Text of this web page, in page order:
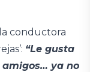
conductora
“Le gusta
amigos… ya no